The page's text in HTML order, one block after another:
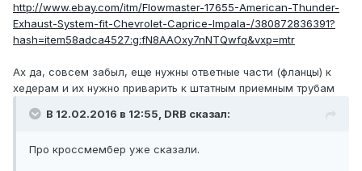
http://www.ebay.com/itm/Flowmaster-17655-American-Thunder-
Exhaust-System-fit-Chevrolet-Caprice-Impala-/380872836391?
hash=item58adca4527:g:fN8AAOxy7nNTQwfq&vxp=mtr
Ах да, совсем забыл, еще нужны ответные части (фланцы) к
хедерам и их нужно приварить к штатным приемным трубам
В 12.02.2016 в 12:55, DRB сказал:
Про кроссмембер уже сказали.